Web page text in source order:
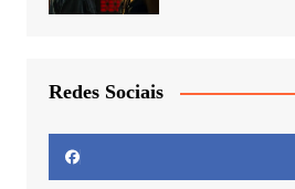
Redes Sociais